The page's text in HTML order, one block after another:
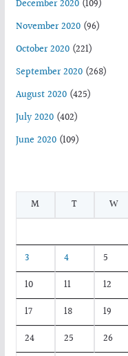
December 2020(109)
November 2020(96)
October 2020(221)
September 2020(268)
August 2020(425)
July 2020(402)
June 2020(109)
M
T W
3
4 5
10
11 12
17
18 19
24
25 26